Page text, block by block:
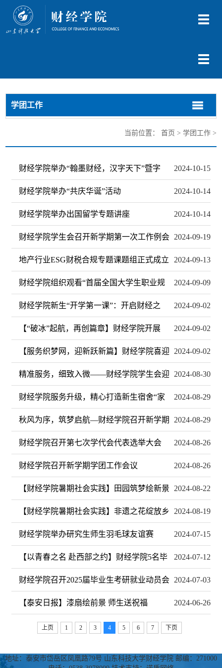
切
切
导
学团工作
切
换
航
切
换
航
当前位置： 首页 > 学团工作>
财经学院举办“翰墨财经，汉字天下”暨字 2024-10-15
财经学院举办“共庆华诞”活动 2024-10-14
财经学院举办出国留学专题讲座 2024-10-14
财经学院学生会召开新学期第一次工作例会 2024-09-19
地产行业ESG财税合规专题课题组正式成立 2024-09-13
财经学院组织观看“首届全国大学生职业规 2024-09-09
财经学院新生“开学第一课”：开启财经之 2024-09-02
【“破冰”起航，再创篇章】财经学院开展 2024-09-02
【服务织梦网，迎新跃新篇】财经学院喜迎 2024-09-02
精准服务，细致入微——财经学院学生会迎 2024-08-30
财经学院服务升级，精心打造新生宿舍“家 2024-08-29
秋风为序，筑梦启航—财经学院召开新学期 2024-08-29
财经学院召开第七次学代会代表选举大会 2024-08-26
财经学院召开新学期学团工作会议 2024-08-26
【财经学院暑期社会实践】田园筑梦绘新景 2024-08-22
【财经学院暑期社会实践】非遗之花绽放乡 2024-08-19
财经学院举办研究生师生羽毛球友谊赛 2024-07-15
【以青春之名 赴西部之约】财经学院5名毕 2024-07-12
财经学院召开2025届毕业生考研就业动员会 2024-07-03
【泰安日报】漆扇绘前景 师生送祝福 2024-06-26
上页 1 2 3 4 5 6 7 下页
地址：泰安市岱岳区凤凰路79号 山东科技大学财经学院 邮编：271000